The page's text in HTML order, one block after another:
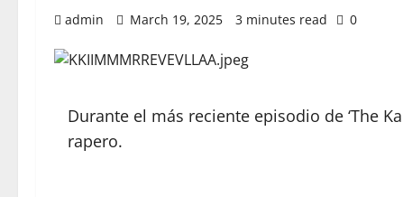
admin March 19, 2025 3 minutes read 0
Durante el más reciente episodio de ‘The
rapero.